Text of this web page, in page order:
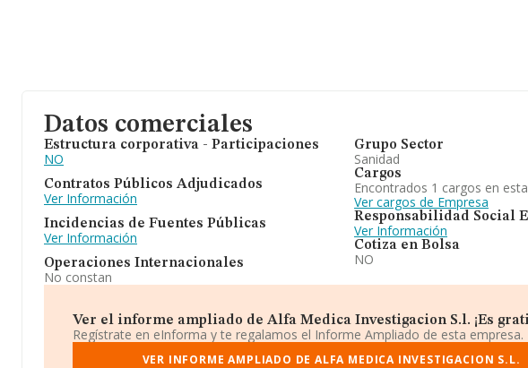
Datos comerciales
Estructura corporativa - Participaciones
NO
Contratos Públicos Adjudicados
Ver Información
Incidencias de Fuentes Públicas
Ver Información
Operaciones Internacionales
No constan
Grupo Sector
Sanidad
Cargos
Encontrados 1 cargos en
Ver cargos de Empresa
Responsabilidad Social
Ver Información
Cotiza en Bolsa
NO
Ver el informe ampliado de Alfa Medica Investigacion S.l. ¡Es
Regístrate en eInforma y te regalamos el Informe Ampliado de esta empresa.
VER INFORME AMPLIADO DE ALFA MEDICA INVESTIGACION S.L.